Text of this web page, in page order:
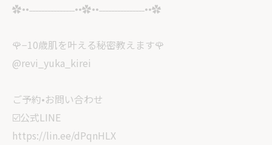
✿••˗˗˗˗˗˗˗˗˗˗˗˗˗˗˗••✿••˗˗˗˗˗˗˗˗˗˗˗˗˗˗˗••✿
🌹−10歳肌を叶える秘密教えます🌹
@revi_yuka_kirei
ご予約•お問い合わせ
☑️公式LINE
https://lin.ee/dPqnHLX